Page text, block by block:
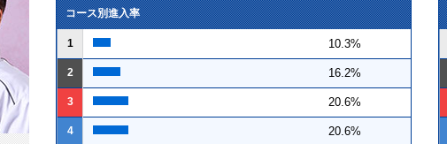
コース別進入率
1 10.3%
2 16.2%
3 20.6%
4 20.6%